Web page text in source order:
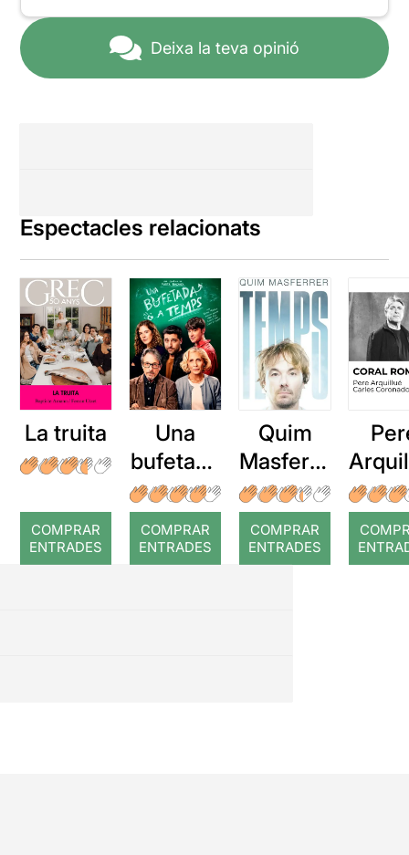
Deixa la teva opinió
Espectacles relacionats
La truita
COMPRAR
ENTRADES
Una
bufetada
a temps
COMPRAR
ENTRADES
Quim
Masferre
r: Temps
COMPRAR
ENTRADES
: